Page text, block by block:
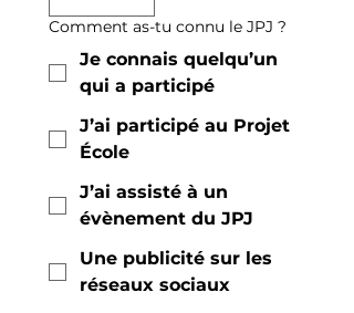
Comment as-tu connu le JPJ ?
Je connais quelqu’un
qui a participé
J’ai participé au Projet
École
J’ai assisté à un
évènement du JPJ
Une publicité sur les
réseaux sociaux